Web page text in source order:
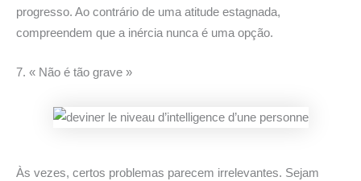
progresso. Ao contrário de uma atitude estagnada,
compreendem que a inércia nunca é uma opção.
7. « Não é tão grave »
Às vezes, certos problemas parecem irrelevantes. Sejam